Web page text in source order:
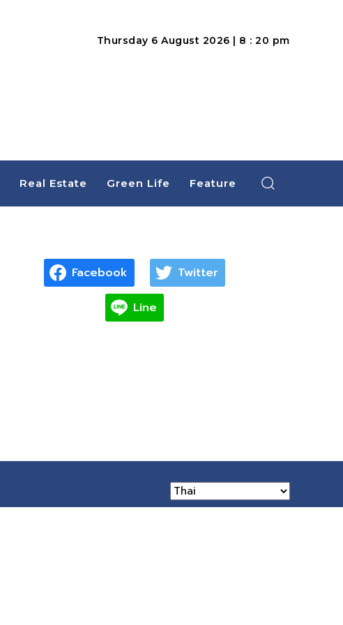
Thursday 6 August 2026 | 8 : 20 pm
Real Estate Green Life Feature
Facebook Twitter
Line